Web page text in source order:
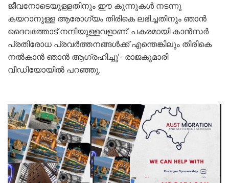
ജീവനോടെയുള്ളതിനും ഈ കുന്നുകള്‍ നടന്നു
കയറാനുള്ള ആരോഗ്യം തിരികെ ലഭിച്ചതിനും ഞാന്‍
ദൈവത്തോട് നന്ദിയുള്ളവളാണ്. പകരമായി കാന്‍സര്‍
പ്രതിരോധ പ്രവര്‍ത്തനങ്ങള്‍ക്ക് എന്തെങ്കിലും തിരികെ
നല്‍കാന്‍ ഞാന്‍ ആഗ്രഹിച്ചു’- രാജകുമാരി
വീഡിയോയില്‍ പറഞ്ഞു.